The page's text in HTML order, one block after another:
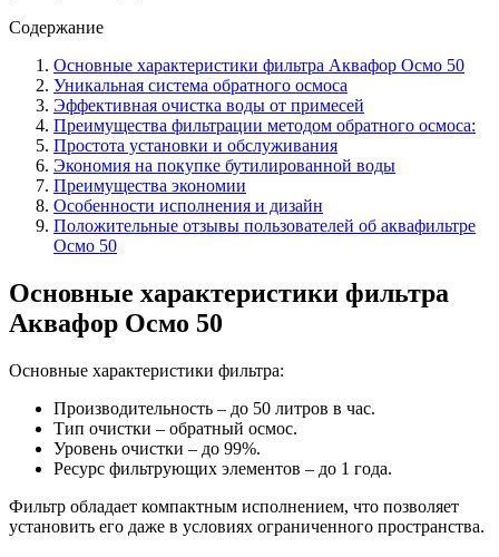
Содержание
Основные характеристики фильтра Аквафор Осмо 50
Уникальная система обратного осмоса
Эффективная очистка воды от примесей
Преимущества фильтрации методом обратного осмоса:
Простота установки и обслуживания
Экономия на покупке бутилированной воды
Преимущества экономии
Особенности исполнения и дизайн
Положительные отзывы пользователей об аквафильтре
Осмо 50
Основные характеристики фильтра
Аквафор Осмо 50
Основные характеристики фильтра:
Производительность – до 50 литров в час.
Тип очистки – обратный осмос.
Уровень очистки – до 99%.
Ресурс фильтрующих элементов – до 1 года.
Фильтр обладает компактным исполнением, что позволяет
установить его даже в условиях ограниченного пространства.